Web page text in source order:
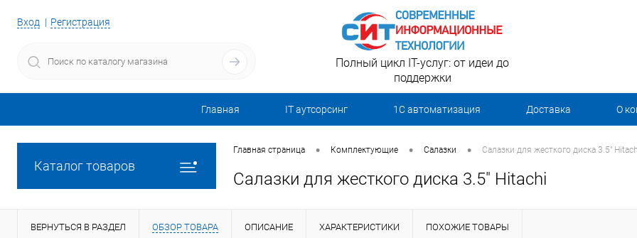
Вход Регистрация
Полный цикл IT-услуг: от идеи до
поддержки
Главная IT аутсорсинг 1С автоматизация Доставка О
Каталог товаров
Главная страница • Комплектующие • Салазки • Салазки для жесткого диска 3.5"
Салазки для жесткого диска 3.5" Hitachi
ВЕРНУТЬСЯ В РАЗДЕЛ ОБЗОР ТОВАРА ОПИСАНИЕ ХАРАКТЕРИСТИКИ ПОХОЖИЕ ТОВАРЫ